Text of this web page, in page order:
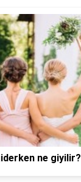
ne giyilir?